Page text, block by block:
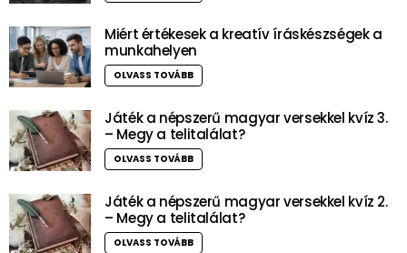
Miért értékesek a kreatív íráskészségek a
munkahelyen
OLVASS TOVÁBB
Játék a népszerű magyar versekkel kvíz 3.
– Megy a telitalálat?
OLVASS TOVÁBB
Játék a népszerű magyar versekkel kvíz 2.
– Megy a telitalálat?
OLVASS TOVÁBB